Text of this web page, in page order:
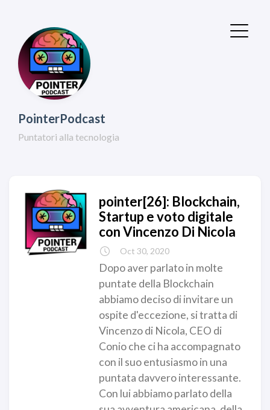
PointerPodcast
Puntatori alla tecnologia
pointer[26]: Blockchain,
Startup e voto digitale
con Vincenzo Di Nicola
Oct 30, 2020
Dopo aver parlato in molte
puntate della Blockchain
abbiamo deciso di invitare un
ospite d'eccezione, si tratta di
Vincenzo di Nicola, CEO di
Conio che ci ha accompagnato
con il suo entusiasmo in una
puntata davvero interessante.
Con lui abbiamo parlato della